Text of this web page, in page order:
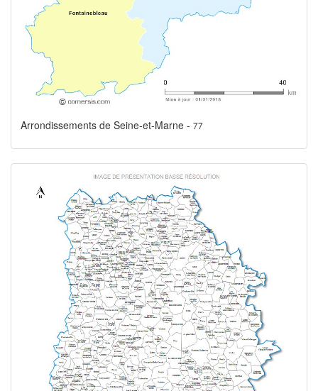
Arrondissements de Seine-et-Marne - 77